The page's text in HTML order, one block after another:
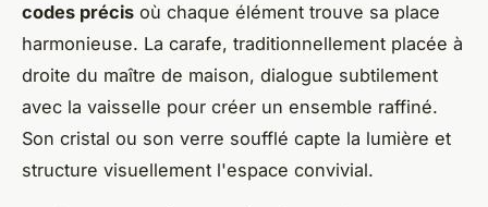
codes précis où chaque élément trouve sa place
harmonieuse. La carafe, traditionnellement placée à
droite du maître de maison, dialogue subtilement
avec la vaisselle pour créer un ensemble raffiné.
Son cristal ou son verre soufflé capte la lumière et
structure visuellement l'espace convivial.